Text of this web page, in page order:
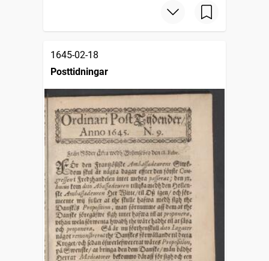
1645-02-18
Posttidningar